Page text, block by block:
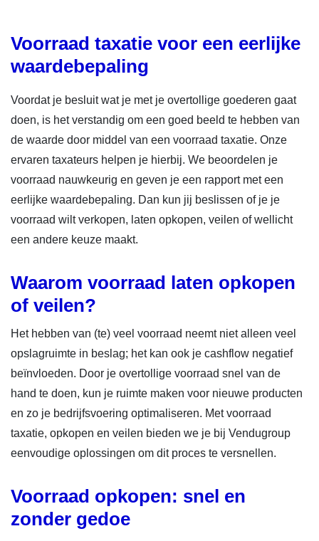
Voorraad taxatie voor een eerlijke
waardebepaling
Voordat je besluit wat je met je overtollige goederen gaat
doen, is het verstandig om een goed beeld te hebben van
de waarde door middel van een voorraad taxatie. Onze
ervaren taxateurs helpen je hierbij. We beoordelen je
voorraad nauwkeurig en geven je een rapport met een
eerlijke waardebepaling. Dan kun jij beslissen of je je
voorraad wilt verkopen, laten opkopen, veilen of wellicht
een andere keuze maakt.
Waarom voorraad laten opkopen
of veilen?
Het hebben van (te) veel voorraad neemt niet alleen veel
opslagruimte in beslag; het kan ook je cashflow negatief
beïnvloeden. Door je overtollige voorraad snel van de
hand te doen, kun je ruimte maken voor nieuwe producten
en zo je bedrijfsvoering optimaliseren. Met voorraad
taxatie, opkopen en veilen bieden we je bij Vendugroup
eenvoudige oplossingen om dit proces te versnellen.
Voorraad opkopen: snel en
zonder gedoe